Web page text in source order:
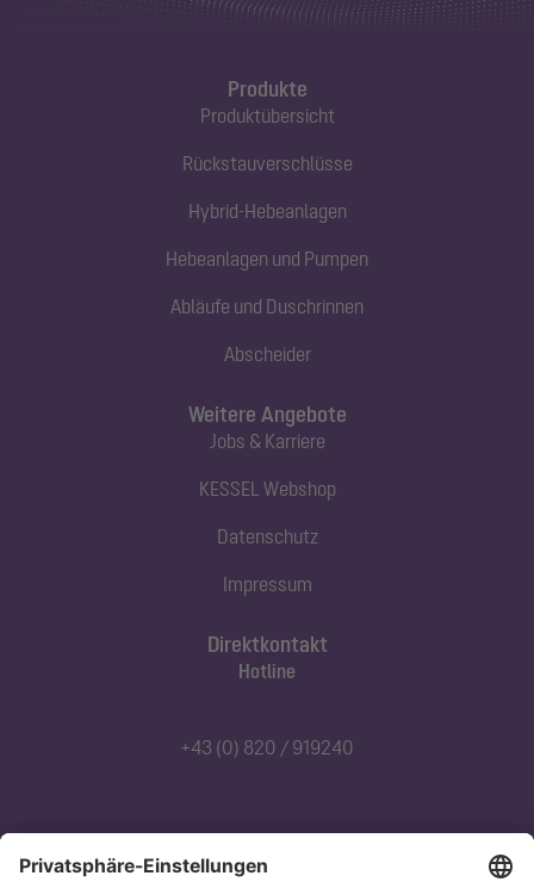
Produkte
Produktübersicht
Rückstauverschlüsse
Hybrid-Hebeanlagen
Hebeanlagen und Pumpen
Abläufe und Duschrinnen
Abscheider
Direktkontakt
Hotline
+43 (0) 820 / 919240
Abonnieren Sie unseren Newsletter
Weitere Angebote
Jobs & Karriere
KESSEL Webshop
Datenschutz
Impressum